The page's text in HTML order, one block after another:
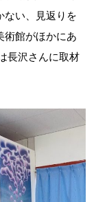
ない、見返りを
術館がほかにあ
長沢さんに取材